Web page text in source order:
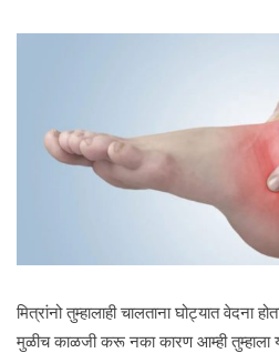
मित्रांनो तुम्हालाही चालताना घोट्यात वेदना
मुळीच काळजी करू नका कारण आम्ही तुम्हाला